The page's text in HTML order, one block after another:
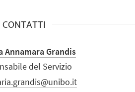
CONTATTI
Annamara Grandis
del Servizio